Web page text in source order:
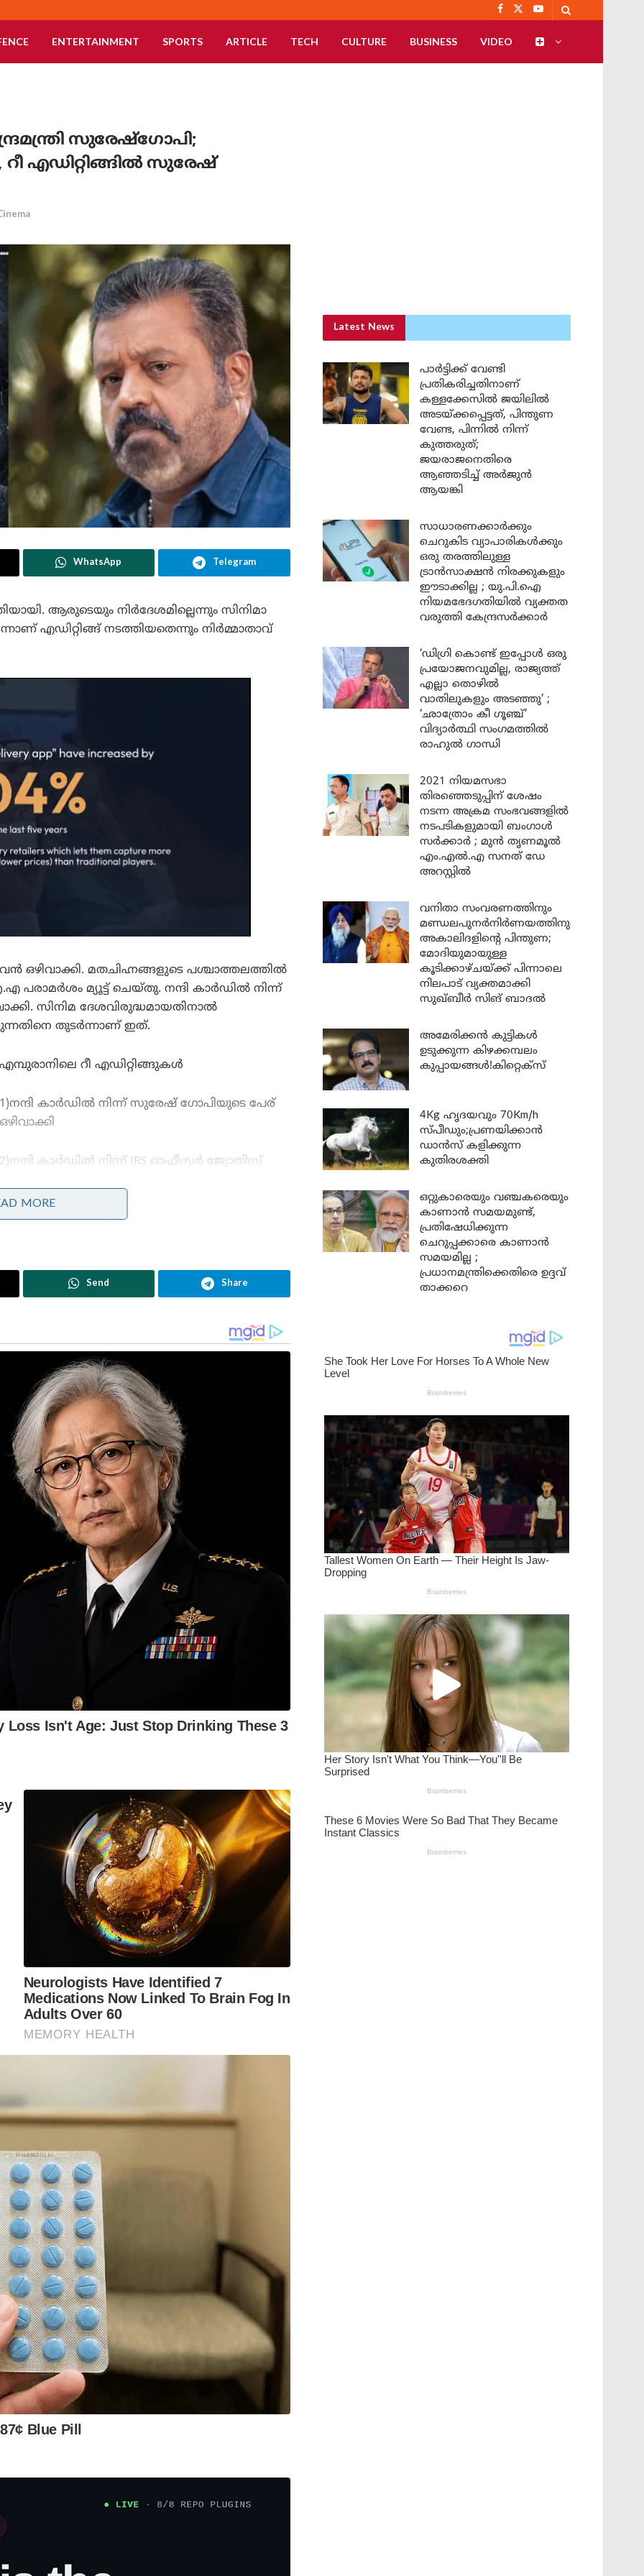
ENTERTAINMENT SPORTS ARTICLE TECH CULTURE BUSINESS VIDEO
സുരേഷ്ഗോപി;
എഡിറ്റിങ്ങിൽ സുരേഷ്
WhatsApp Telegram
ആരുടെയും നിർദേശമില്ലെന്നും സിനിമാ
എഡിറ്റിങ്ങ് നടത്തിയതെന്നും നിർമ്മാതാവ്
ഒഴിവാക്കി. മതചിഹ്നങ്ങളുടെ പശ്ചാത്തലത്തില്‍
മ്യൂട്ട് ചെയ്തു. നന്ദി കാര്‍ഡില്‍ നിന്ന്
സിനിമ ദേശവിരുദ്ധമായതിനാല്‍
തുടർന്നാണ് ഇത്.
എമ്പുരാനിലെ റീ എഡിറ്റിങ്ങുകൾ
1)നന്ദി കാര്‍ഡില്‍ നിന്ന് സുരേഷ് ഗോപിയുടെ പേര്
ഒഴിവാക്കി
2)നന്ദി കാര്‍ഡില്‍ നിന്ന് IRS ഓഫീസര്‍ ജ്യോതിസ്
3)കലാപവര്‍ഷം 2002 എന്നത് ഏതാനും വര്‍ഷം
തമ്മിലുള്ള സംസാരം
മൂന്നിടത്ത് വെട്ട്
വെട്ട്
തമ്മിലുള്ള സംഭാഷണം
ബല്‍ദേവ് എന്നാക്കി
ആരോപണങ്ങള്‍ കേന്ദ്രമന്ത്രി സുരേഷ്
MORE
Send Share
Latest News
പാർട്ടിക്ക് വേണ്ടി
പ്രതികരിച്ചതിനാണ്
കള്ളക്കേസിൽ ജയിലിൽ
അടയ്ക്കപ്പെട്ടത്, പിന്തുണ
വേണ്ട, പിന്നിൽ നിന്ന്
കുത്തരുത്;
ജയരാജനെതിരെ
ആഞ്ഞടിച്ച് അർജുൻ
ആയങ്കി
സാധാരണക്കാർക്കും
ചെറുകിട വ്യാപാരികൾക്കും
ഒരു തരത്തിലുള്ള
ട്രാൻസാക്ഷൻ നിരക്കുകളും
ഈടാക്കില്ല ; യു.പി.ഐ
നിയമഭേദഗതിയിൽ വ്യക്തത
വരുത്തി കേന്ദ്രസർക്കാർ
‘ഡിഗ്രി കൊണ്ട് ഇപ്പോൾ ഒരു
പ്രയോജനവുമില്ല, രാജ്യത്ത്
എല്ലാ തൊഴിൽ
വാതിലുകളും അടഞ്ഞു’ ;
‘ഛാത്രോം കീ ഗൂഞ്ച്’
വിദ്യാർത്ഥി സംഗമത്തിൽ
രാഹുൽ ഗാന്ധി
2021 നിയമസഭാ
തിരഞ്ഞെടുപ്പിന് ശേഷം
നടന്ന അക്രമ സംഭവങ്ങളിൽ
നടപടികളുമായി ബംഗാൾ
സർക്കാർ ; മുൻ തൃണമൂൽ
എം.എൽ.എ സനത് ഡേ
അറസ്റ്റിൽ
വനിതാ സംവരണത്തിനും
മണ്ഡലപുനർനിർണയത്തിനും
അകാലിദളിന്റെ പിന്തുണ;
മോദിയുമായുള്ള
കൂടിക്കാഴ്ചയ്ക്ക് പിന്നാലെ
നിലപാട് വ്യക്തമാക്കി
സുഖ്ബീർ സിങ് ബാദൽ
അമേരിക്കൻ കുട്ടികൾ
ഉടുക്കുന്ന കിഴക്കമ്പലം
കുപ്പായങ്ങൾ!കിറ്റെക്സ്
4Kg ഹൃദയവും 70Km/h
സ്പീഡും;പ്രണയിക്കാൻ
ഡാൻസ് കളിക്കുന്ന
കുതിരശക്തി
ഒറ്റുകാരെയും വഞ്ചകരെയും
കാണാൻ സമയമുണ്ട്,
പ്രതിഷേധിക്കുന്ന
ചെറുപ്പക്കാരെ കാണാൻ
സമയമില്ല ;
പ്രധാനമന്ത്രിക്കെതിരെ ഉദ്ദവ്
താക്കറെ